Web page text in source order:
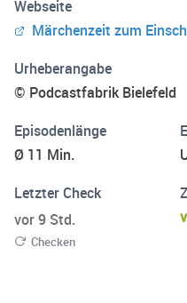
Träume. Deine Podcastfabrik
Webseite
Märchenzeit zum
Urheberangabe
© Podcastfabrik Bielefeld
Episodenlänge
Ø 11 Min.
Letzter Check
vor 9 Std.
Checken